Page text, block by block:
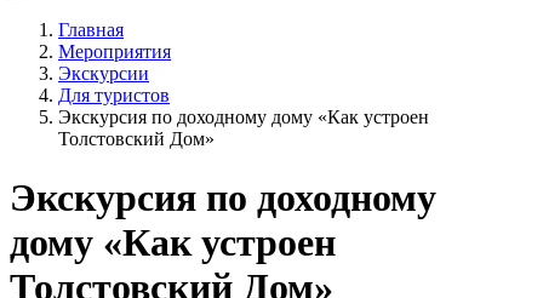
Главная
Мероприятия
Экскурсии
Для туристов
Экскурсия по доходному дому «Как устроен
Толстовский Дом»
Экскурсия по доходному
дому «Как устроен
Толстовский Дом»